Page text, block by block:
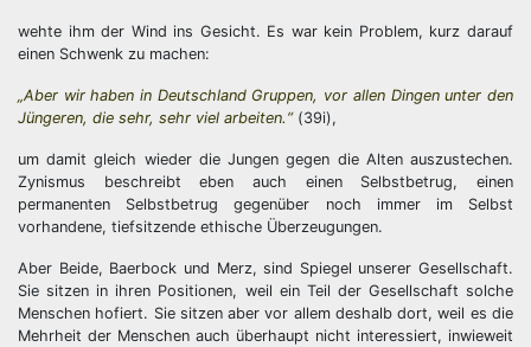
wehte ihm der Wind ins Gesicht. Es war kein Problem, kurz darauf
einen Schwenk zu machen:
„Aber wir haben in Deutschland Gruppen, vor allen Dingen unter den
Jüngeren, die sehr, sehr viel arbeiten.“(39i),
um damit gleich wieder die Jungen gegen die Alten auszustechen.
Zynismus beschreibt eben auch einen Selbstbetrug, einen
permanenten Selbstbetrug gegenüber noch immer im Selbst
vorhandene, tiefsitzende ethische Überzeugungen.
Aber Beide, Baerbock und Merz, sind Spiegel unserer Gesellschaft.
Sie sitzen in ihren Positionen, weil ein Teil der Gesellschaft solche
Menschen hofiert. Sie sitzen aber vor allem deshalb dort, weil es die
Mehrheit der Menschen auch überhaupt nicht interessiert, inwieweit